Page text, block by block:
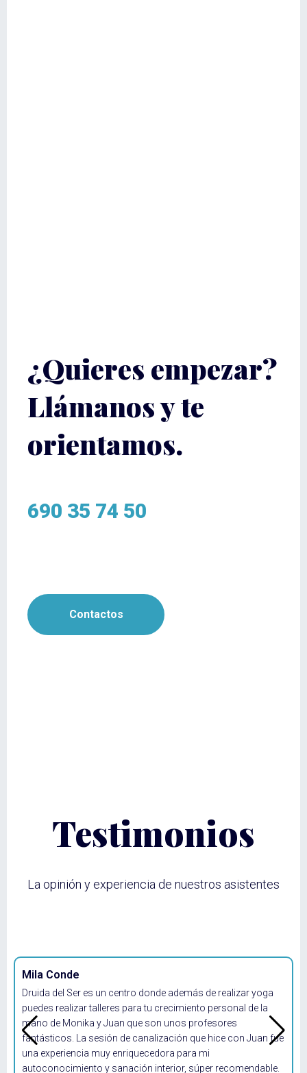
¿Quieres empezar?
Llámanos y te
orientamos.
690 35 74 50
Contactos
Testimonios
La opinión y experiencia de nuestros asistentes
Mila Conde
Druida del Ser es un centro donde además de realizar yoga
puedes realizar talleres para tu crecimiento personal de la
mano de Monika y Juan que son unos profesores
fantásticos. La sesión de canalización que hice con Juan fue
una experiencia muy enriquecedora para mi
autoconocimiento y sanación interior, súper recomendable.